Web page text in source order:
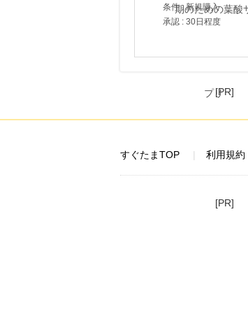
条件 : 新規購入
承認 : 30日程度
[PR]
すぐたまTOP 利用規約
[PR]